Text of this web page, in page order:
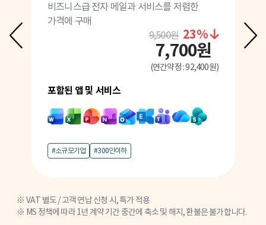
비즈니스급 전자 메일과 서비스를 저렴한
가격에 구매
9,500원 23%
7,700원
(연간약정 : 92,400원)
포함된 앱 및 서비스
#소규모기업 #300인이하
VAT 별도 / 고객 연납 신청 시, 특가 적용
MS 정책에 따라 1년 계약 기간 중간에 축소 및 해지, 환불은 불가합니다.